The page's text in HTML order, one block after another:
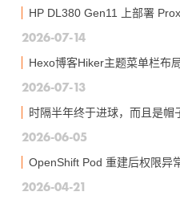
HP DL380 Gen11 上部署
2026-07-14
Hexo博客Hiker主题菜单栏布
2026-07-13
时隔半年终于进球，而且是帽
2026-06-05
OpenShift Pod 重建后权限异
2026-04-21